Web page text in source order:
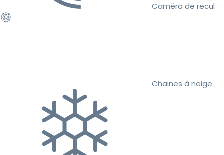
Caméra de recul
Chaines à neige